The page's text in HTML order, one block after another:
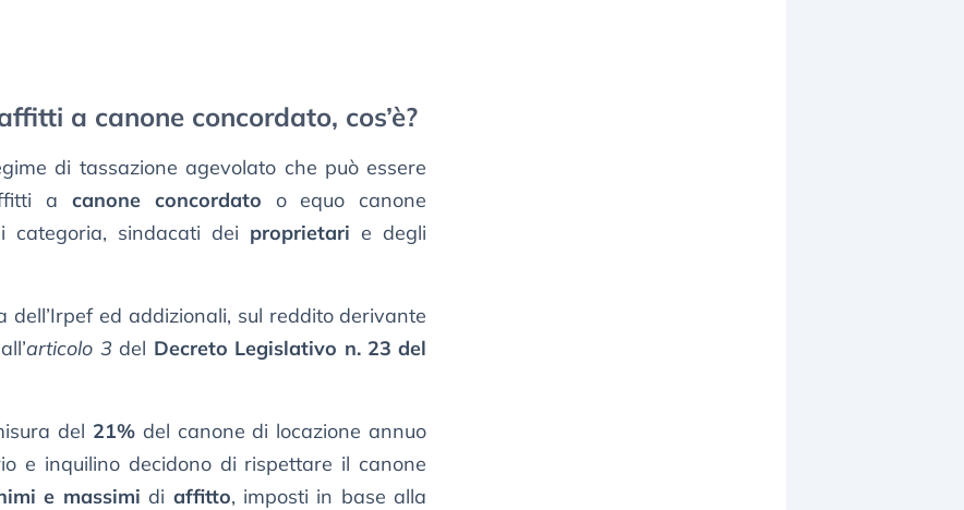
a canone concordato, cos’è?
di tassazione agevolato che può essere
a canone concordato o equo canone
categoria, sindacati dei proprietari e degli
ed addizionali, sul reddito derivante
articolo 3 del Decreto Legislativo n. 23 del
del 21% del canone di locazione annuo
e inquilino decidono di rispettare il canone
e massimi di affitto, imposti in base alla